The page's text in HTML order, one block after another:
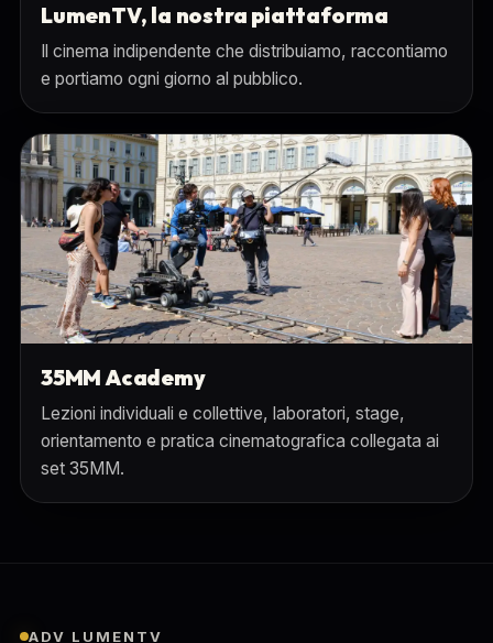
LumenTV, la nostra piattaforma
Il cinema indipendente che distribuiamo, raccontiamo
e portiamo ogni giorno al pubblico.
35MM Academy
Lezioni individuali e collettive, laboratori, stage,
orientamento e pratica cinematografica collegata ai
set 35MM.
ADV LUMENTV